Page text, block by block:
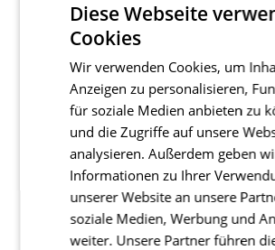
Diese Webseite
Cookies
Wir verwenden Cookies, um
Anzeigen zu personalisieren,
für soziale Medien anbieten zu
und die Zugriffe auf unsere
analysieren. Außerdem geben
Informationen zu Ihrer
unserer Website an unsere
soziale Medien, Werbung und
weiter. Unsere Partner führen